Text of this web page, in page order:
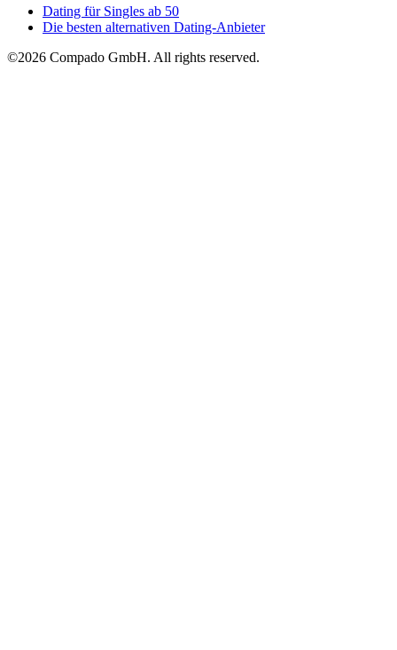
Dating für Singles ab 50
Die besten alternativen Dating-Anbieter
©2026 Compado GmbH. All rights reserved.